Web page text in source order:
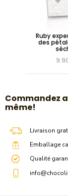
Ruby
des
​Commandez
même!
Livraison
Emballage
Qualité